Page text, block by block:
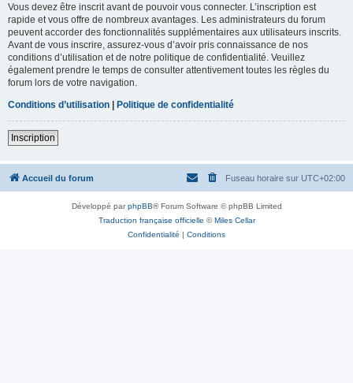
Vous devez être inscrit avant de pouvoir vous connecter. L’inscription est
rapide et vous offre de nombreux avantages. Les administrateurs du forum
peuvent accorder des fonctionnalités supplémentaires aux utilisateurs inscrits.
Avant de vous inscrire, assurez-vous d’avoir pris connaissance de nos
conditions d’utilisation et de notre politique de confidentialité. Veuillez
également prendre le temps de consulter attentivement toutes les règles du
forum lors de votre navigation.
Conditions d’utilisation | Politique de confidentialité
Inscription
Accueil du forum Fuseau horaire sur UTC+02:00
Développé parphpBB® Forum Software © phpBB Limited
Traduction française officielle ©Miles Cellar
Confidentialité | Conditions